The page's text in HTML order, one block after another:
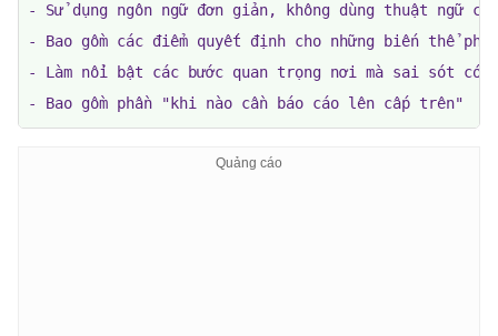
- Sử dụng ngôn ngữ đơn giản, không dùng thuật ngữ
- Bao gồm các điểm quyết định cho những biến thể phổ
- Làm nổi bật các bước quan trọng nơi mà sai sót có
- Bao gồm phần "khi nào cần báo cáo lên cấp trên"